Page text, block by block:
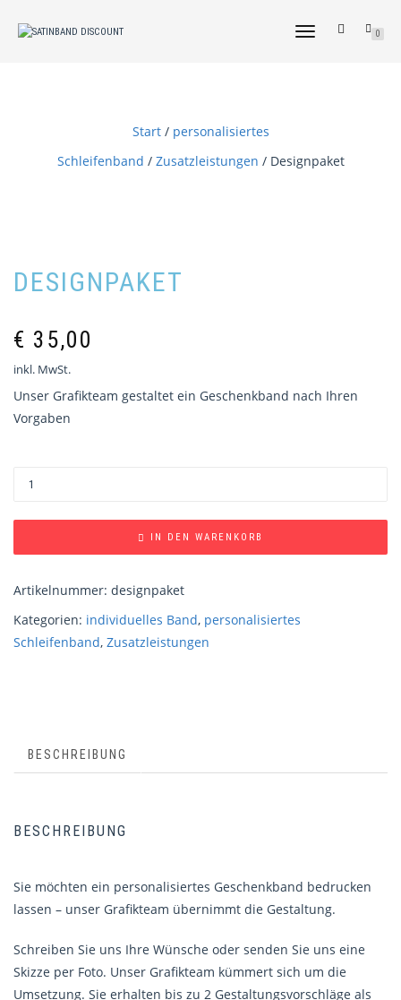
NAVIGATION
0
Start/ personalisiertes
Schleifenband / Zusatzleistungen / Designpaket
DESIGNPAKET
€ 35,00
inkl. MwSt.
Unser Grafikteam gestaltet ein Geschenkband nach Ihren
Vorgaben
IN DEN WARENKORB
Artikelnummer: designpaket
Kategorien: individuelles Band, personalisiertes
Schleifenband, Zusatzleistungen
BESCHREIBUNG
BESCHREIBUNG
Sie möchten ein personalisiertes Geschenkband bedrucken
lassen – unser Grafikteam übernimmt die Gestaltung.
Schreiben Sie uns Ihre Wünsche oder senden Sie uns eine
Skizze per Foto. Unser Grafikteam kümmert sich um die
Umsetzung. Sie erhalten bis zu 2 Gestaltungsvorschläge als